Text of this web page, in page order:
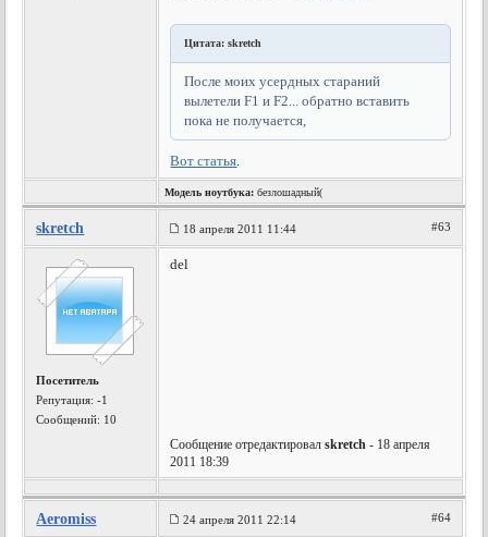
Цитата: skretch
После моих усердных стараний
вылетели F1 и F2... обратно вставить
пока не получается,
Вот статья.
Модель ноутбука: безлошадный(
skretch 18 апреля 2011 11:44 #63
Посетитель
Репутация:-1
Сообщений: 10
del
Сообщение отредактировалskretch - 18 апреля
2011 18:39
Aeromiss 24 апреля 2011 22:14 #64